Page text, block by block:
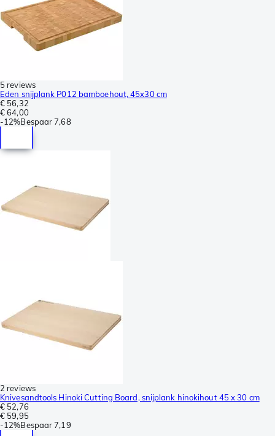
5 reviews
Eden snijplank P012 bamboehout, 45x30 cm
€ 56,32
€ 64,00
-12%Bespaar 7,68
2 reviews
Knivesandtools Hinoki Cutting Board, snijplank hinokihout 45 x 30 cm
€ 52,76
€ 59,95
-12%Bespaar 7,19